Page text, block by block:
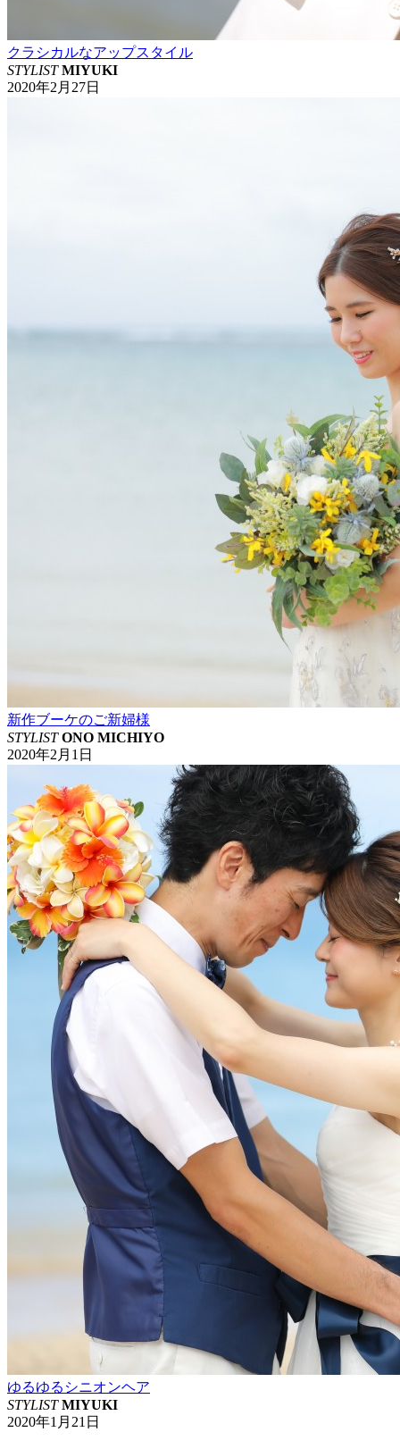
クラシカルなアップスタイル
STYLIST MIYUKI
2020年2月27日
新作ブーケのご新婦様
STYLIST ONO MICHIYO
2020年2月1日
ゆるゆるシニオンヘア
STYLIST MIYUKI
2020年1月21日